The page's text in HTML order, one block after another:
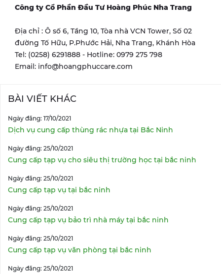
Công ty Cổ Phần Đầu Tư Hoàng Phúc Nha Trang
Địa chỉ : Ô số 6, Tầng 10, Tòa nhà VCN Tower, Số 02
đường Tố Hữu, P.Phước Hải, Nha Trang, Khánh Hòa
Tel: (0258) 6291888 - Hotline: 0979 275 798
Email: info@hoangphuccare.com
BÀI VIẾT KHÁC
Ngày đăng: 17/10/2021
Dịch vụ cung cấp thùng rác nhựa tại Bắc Ninh
Ngày đăng: 25/10/2021
Cung cấp tạp vụ cho siêu thị trường học tại bắc ninh
Ngày đăng: 25/10/2021
Cung cấp tạp vụ tại bắc ninh
Ngày đăng: 25/10/2021
Cung cấp tạp vụ bảo trì nhà máy tại bắc ninh
Ngày đăng: 25/10/2021
Cung cấp tạp vụ văn phòng tại bắc ninh
Ngày đăng: 25/10/2021